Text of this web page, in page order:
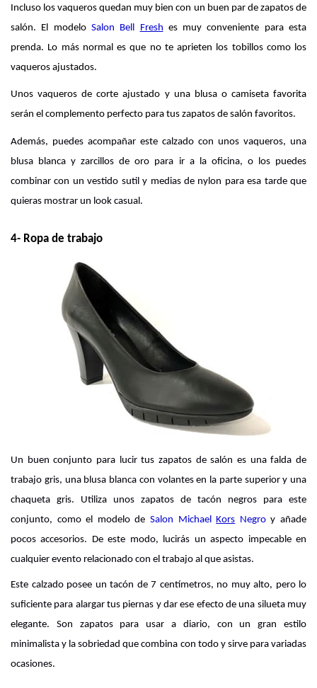
Incluso los vaqueros quedan muy bien con un buen par de zapatos de
salón. El modelo Salon Bell Fresh es muy conveniente para esta
prenda. Lo más normal es que no te aprieten los tobillos como los
vaqueros ajustados.
Unos vaqueros de corte ajustado y una blusa o camiseta favorita
serán el complemento perfecto para tus zapatos de salón favoritos.
Además, puedes acompañar este calzado con unos vaqueros, una
blusa blanca y zarcillos de oro para ir a la oficina, o los puedes
combinar con un vestido sutil y medias de nylon para esa tarde que
quieras mostrar un look casual.
4- Ropa de trabajo
Un buen conjunto para lucir tus zapatos de salón es una falda de
trabajo gris, una blusa blanca con volantes en la parte superior y una
chaqueta gris. Utiliza unos zapatos de tacón negros para este
conjunto, como el modelo de Salon Michael Kors Negro y añade
pocos accesorios. De este modo, lucirás un aspecto impecable en
cualquier evento relacionado con el trabajo al que asistas.
Este calzado posee un tacón de 7 centímetros, no muy alto, pero lo
suficiente para alargar tus piernas y dar ese efecto de una silueta muy
elegante. Son zapatos para usar a diario, con un gran estilo
minimalista y la sobriedad que combina con todo y sirve para variadas
ocasiones.